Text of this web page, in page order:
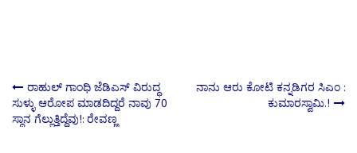
Post
navigation
ರಾಹುಲ್ ಗಾಂಧಿ ಜೆಡಿಎಸ್ ವಿರುದ್ಧ
ಸುಳ್ಳು ಆರೋಪ ಮಾಡದಿದ್ದರೆ ನಾವು 70
ಸ್ಥಾನ ಗೆಲ್ಲುತ್ತಿದ್ದೆವು!: ರೇವಣ್ಣ
ನಾನು ಆರು ಕೋಟಿ ಕನ್ನಡಿಗರ ಸಿಎಂ :
ಕುಮಾರಸ್ವಾಮಿ.!